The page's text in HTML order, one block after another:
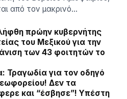
από τον μακρινό…
πρώην κυβερνήτης
του Μεξικού για την
των 43 φοιτητών το
Τραγωδία για τον οδηγό
Δεν τα
και “έσβησε”! Υπέστη